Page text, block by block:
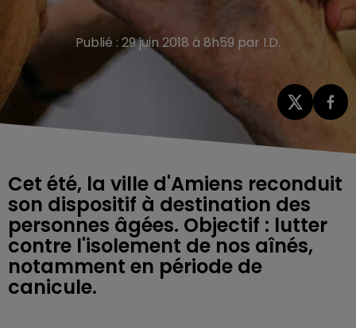
Publié : 29 juin 2018 à 8h59 par I.D.
Cet été, la ville d'Amiens reconduit
son dispositif à destination des
personnes âgées. Objectif : lutter
contre l'isolement de nos aînés,
notamment en période de
canicule.